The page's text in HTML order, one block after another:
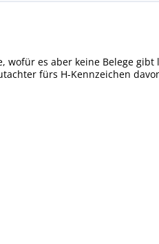
wofür es aber keine Belege gibt
fürs H-Kennzeichen